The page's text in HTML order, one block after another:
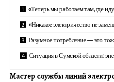
«Теперь мы работаем там, где
«Никакое электричество не
Разумное потребление — это
Ситуация в Сумской области:
Мастер службы линий